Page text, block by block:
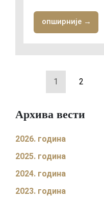
опширније →
1 2
Архива вести
2026. година
2025. година
2024. година
2023. година